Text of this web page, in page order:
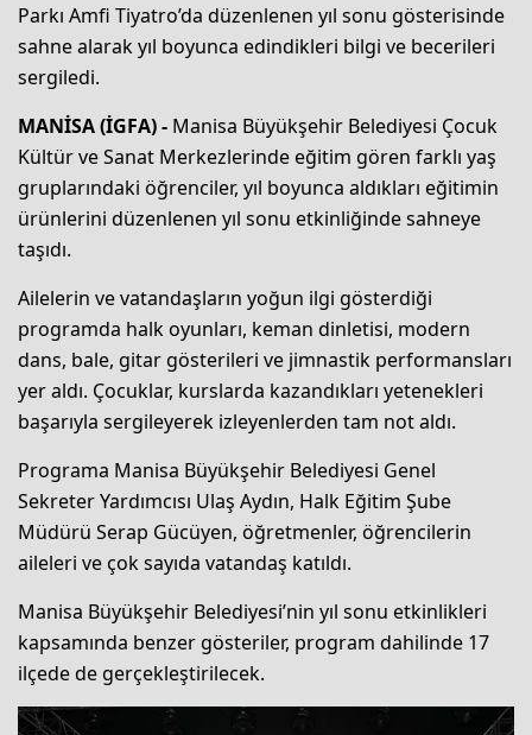
Parkı Amfi Tiyatro’da düzenlenen yıl sonu gösterisinde
sahne alarak yıl boyunca edindikleri bilgi ve becerileri
sergiledi.
MANİSA (İGFA) - Manisa Büyükşehir Belediyesi Çocuk
Kültür ve Sanat Merkezlerinde eğitim gören farklı yaş
gruplarındaki öğrenciler, yıl boyunca aldıkları eğitimin
ürünlerini düzenlenen yıl sonu etkinliğinde sahneye
taşıdı.
Ailelerin ve vatandaşların yoğun ilgi gösterdiği
programda halk oyunları, keman dinletisi, modern
dans, bale, gitar gösterileri ve jimnastik performansları
yer aldı. Çocuklar, kurslarda kazandıkları yetenekleri
başarıyla sergileyerek izleyenlerden tam not aldı.
Programa Manisa Büyükşehir Belediyesi Genel
Sekreter Yardımcısı Ulaş Aydın, Halk Eğitim Şube
Müdürü Serap Gücüyen, öğretmenler, öğrencilerin
aileleri ve çok sayıda vatandaş katıldı.
Manisa Büyükşehir Belediyesi’nin yıl sonu etkinlikleri
kapsamında benzer gösteriler, program dahilinde 17
ilçede de gerçekleştirilecek.